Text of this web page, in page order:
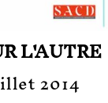
L'AUTRE
2014